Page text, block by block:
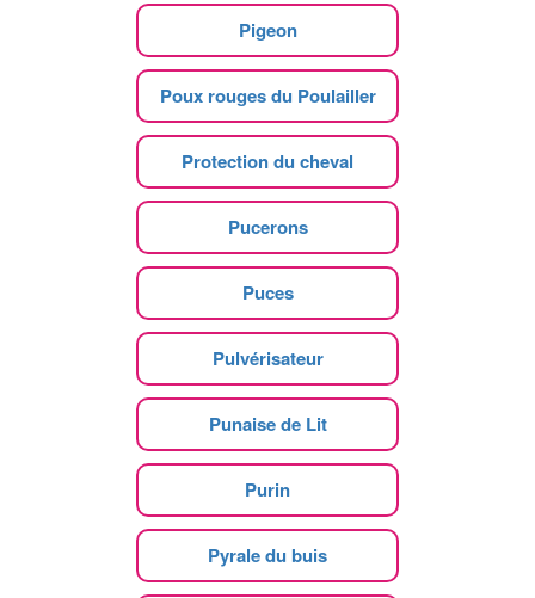
Pigeon
Poux rouges du Poulailler
Protection du cheval
Pucerons
Puces
Pulvérisateur
Punaise de Lit
Purin
Pyrale du buis